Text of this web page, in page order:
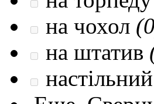
на чохол
на штатив
настільний